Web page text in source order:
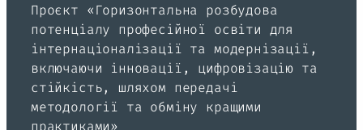
Проєкт «Горизонтальна розбудова
потенціалу професійної освіти для
інтернаціоналізації та модернізації,
включаючи інновації, цифровізацію та
стійкість, шляхом передачі
методології та обміну кращими
практиками»